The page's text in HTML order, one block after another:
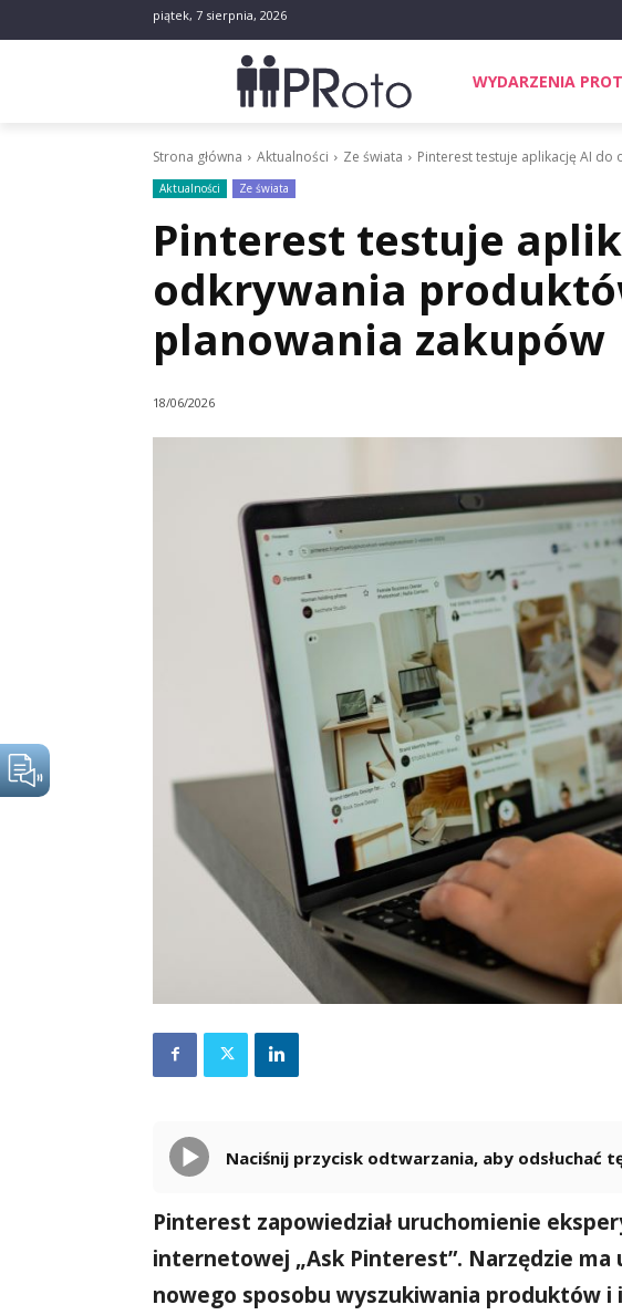
piątek, 7 sierpnia, 2026
WYDARZENIA
Strona główna Aktualności Ze świata Pinterest testuje aplikację AI
Aktualności Ze świata
Pinterest testuje
odkrywania
planowania zakupów
18/06/2026
Naciśnij przycisk odtwarzania, aby odsłuchać
Pinterest zapowiedział uruchomienie
internetowej „Ask Pinterest”. Narzędzie
nowego sposobu wyszukiwania produktów i